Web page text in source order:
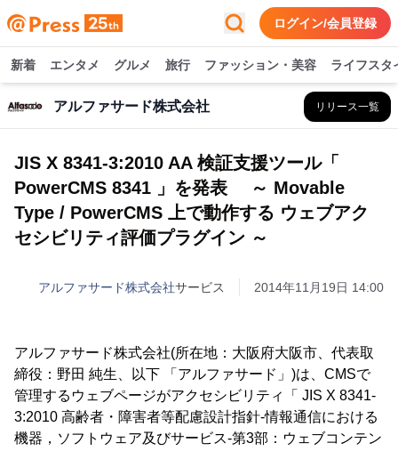
ログイン/会員登録
新着 エンタメ グルメ 旅行 ファッション・美容 ライフスタ
アルファサード株式会社 リリース一覧
JIS X 8341-3:2010 AA 検証支援ツール「
PowerCMS 8341 」を発表 ～ Movable
Type / PowerCMS 上で動作する ウェブアク
セシビリティ評価プラグイン ～
アルファサード株式会社サービス 2014年11月19日 14:00
アルファサード株式会社(所在地：大阪府大阪市、代表取
締役：野田 純生、以下 「アルファサード」)は、CMSで
管理するウェブページがアクセシビリティ「 JIS X 8341-
3:2010 高齢者・障害者等配慮設計指針-情報通信における
機器，ソフトウェア及びサービス-第3部：ウェブコンテン